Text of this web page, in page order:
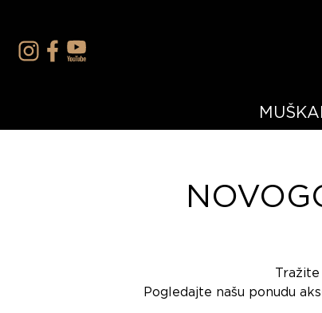
Pogledajte našu ponudu